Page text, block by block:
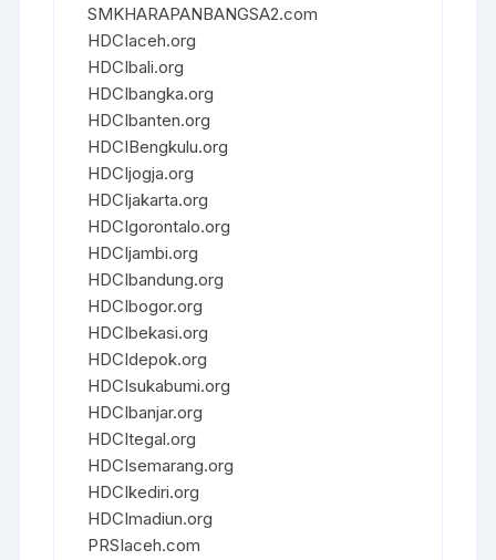
SMKHARAPANBANGSA2.com
HDCIaceh.org
HDCIbali.org
HDCIbangka.org
HDCIbanten.org
HDCIBengkulu.org
HDCIjogja.org
HDCIjakarta.org
HDCIgorontalo.org
HDCIjambi.org
HDCIbandung.org
HDCIbogor.org
HDCIbekasi.org
HDCIdepok.org
HDCIsukabumi.org
HDCIbanjar.org
HDCItegal.org
HDCIsemarang.org
HDCIkediri.org
HDCImadiun.org
PRSIaceh.com